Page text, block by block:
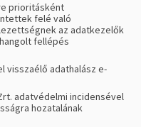
prioritásként
felé való
az adatkezelők
fellépés
visszaélő adathalász e-
adatvédelmi incidensével
hozatalának